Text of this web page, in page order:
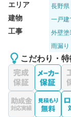
エリア 長野県
建物 一戸建
工事 外壁塗
雨漏り
こだわり・